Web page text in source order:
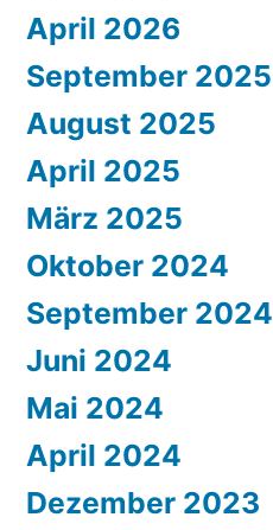
April 2026
September 2025
August 2025
April 2025
März 2025
Oktober 2024
September 2024
Juni 2024
Mai 2024
April 2024
Dezember 2023